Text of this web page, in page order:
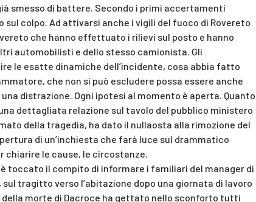
smesso di battere. Secondo i primi accertamenti
sul colpo. Ad attivarsi anche i vigili del fuoco di Rovereto
che hanno effettuato i rilievi sul posto e hanno
automobilisti e dello stesso camionista. Gli
le esatte dinamiche dell’incidente, cosa abbia fatto
che non si può escludere possa essere anche
distrazione. Ogni ipotesi al momento è aperta. Quanto
dettagliata relazione sul tavolo del pubblico ministero
della tragedia, ha dato il nullaosta alla rimozione del
di un’inchiesta che farà luce sul drammatico
chiarire le cause, le circostanze.
toccato il compito di informare i familiari del manager di
tragitto verso l’abitazione dopo una giornata di lavoro
morte di Dacroce ha gettato nello sconforto tutti